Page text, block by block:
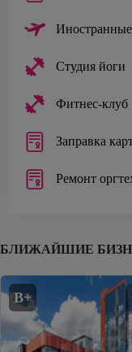
Студия йоги
Фитнес-клуб
Заправка
Ремонт
БЛИЖАЙШИЕ
B+